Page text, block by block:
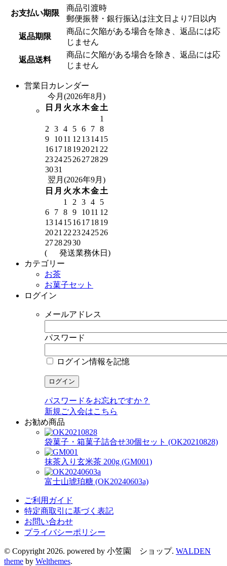
お支払い期限
商品引渡時
郵便振替・銀行振込は注文日より7日以内
返品期限
商品に欠陥がある場合を除き、返品には応
じません
返品送料
商品に欠陥がある場合を除き、返品には応
じません
営業日カレンダー
今月(2026年8月)
日 月 火 水木金土
1
2
3 4 5 6 7 8
9
1011 12 131415
161718192021 22
23242526272829
3031
翌月(2026年9月)
日 月 火 水木金土
1
2 3 4
5
6
7 8 9 1011 12
13141516171819
2021 22 23242526
27282930
(
発送業務休日)
カテゴリー
お茶
お菓子セット
ログイン
メールアドレス
パスワード
ログイン情報を記憶
パスワードをお忘れですか？
新規ご入会はこちら
お勧め商品
袋菓子・箱菓子詰合せ30個セット (OK20210828)
抹茶入り玄米茶 200g (GM001)
富士山琥珀糖 (OK20240603a)
ご利用ガイド
特定商取引に基づく表記
お問い合わせ
プライバシーポリシー
© Copyright 2026. powered by 小笠園 ショップ. WALDEN
theme by Welthemes.